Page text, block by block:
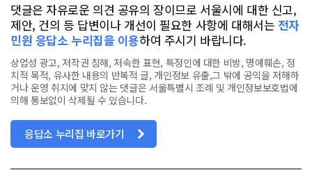
댓글은 자유로운 의견 공유의 장이므로 서울시에 대한 신고,
제안, 건의 등 답변이나 개선이 필요한 사항에 대해서는 전자
민원 응답소 누리집을 이용하여 주시기 바랍니다.
상업성 광고, 저작권 침해, 저속한 표현, 특정인에 대한 비방, 명예훼손, 정
치적 목적, 유사한 내용의 반복적 글, 개인정보 유출,그 밖에 공익을 저해하
거나 운영 취지에 맞지 않는 댓글은 서울특별시 조례 및 개인정보보호법에
의해 통보없이 삭제될 수 있습니다.
응답소 누리집 바로가기